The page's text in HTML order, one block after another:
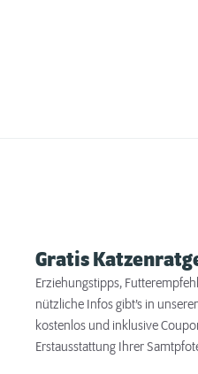
Gratis
Erziehungstipps,
nützliche Infos gibt’s in
kostenlos und inklusive
Erstausstattung Ihrer